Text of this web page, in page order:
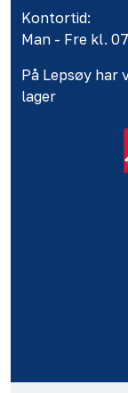
Kontortid:
Man - Fre kl.
På Lepsøy har
lager